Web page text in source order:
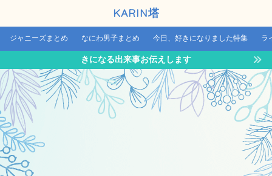
KARIN塔
ジャニーズまとめ なにわ男子まとめ 今日、好きになりました特集 ラ
きになる出来事お伝えします